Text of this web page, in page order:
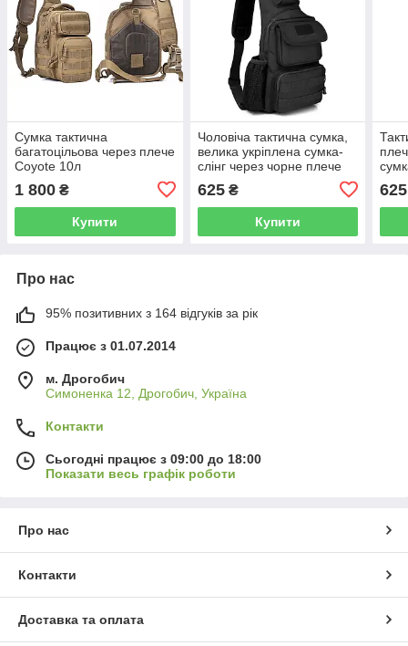
Сумка тактична
багатоцільова через плече
Coyote 10л
1 800 ₴
Купити
Чоловіча тактична сумка,
велика укріплена сумка-
слінг через чорне плече
625₴
Купити
625
Про нас
95% позитивних з 164 відгуків за рік
Працює з 01.07.2014
м. Дрогобич
Симоненка 12, Дрогобич, Україна
Контакти
Сьогодні працює з 09:00 до 18:00
Показати весь графік роботи
Про нас
Контакти
Доставка та оплата